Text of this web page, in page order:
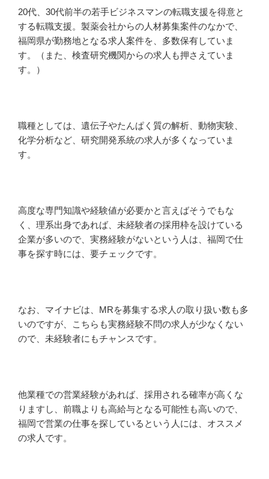
20代、30代前半の若手ビジネスマンの転職支援を得意と
する転職支援。製薬会社からの人材募集案件のなかで、
福岡県が勤務地となる求人案件を、多数保有していま
す。（また、検査研究機関からの求人も押さえていま
す。）
職種としては、遺伝子やたんぱく質の解析、動物実験、
化学分析など、研究開発系統の求人が多くなっていま
す。
高度な専門知識や経験値が必要かと言えばそうでもな
く、理系出身であれば、未経験者の採用枠を設けている
企業が多いので、実務経験がないという人は、福岡で仕
事を探す時には、要チェックです。
なお、マイナビは、MRを募集する求人の取り扱い数も多
いのですが、こちらも実務経験不問の求人が少なくない
ので、未経験者にもチャンスです。
他業種での営業経験があれば、採用される確率が高くな
りますし、前職よりも高給与となる可能性も高いので、
福岡で営業の仕事を探しているという人には、オススメ
の求人です。